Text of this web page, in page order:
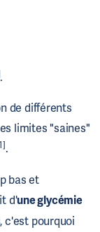
.
de différents
limites "saines"
.
bas et
d'une glycémie
c'est pourquoi